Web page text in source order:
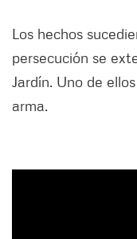
Los hechos
persecución se
Jardín. Uno de
arma.